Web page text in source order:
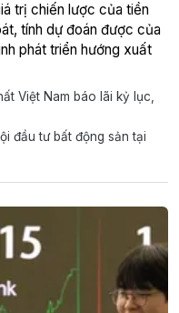
trị chiến lược của tiền
tính dự đoán được của
phát triển hướng xuất
Việt Nam báo lãi kỷ lục,
đầu tư bất động sản tại